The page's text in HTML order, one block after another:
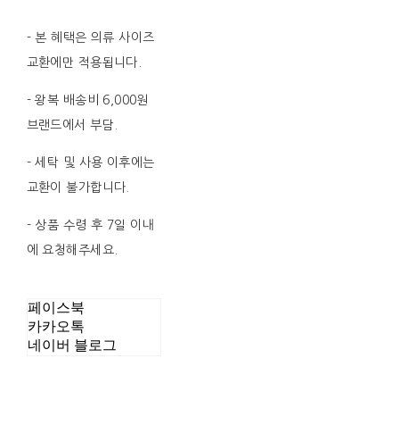
- 본 혜택은 의류 사이즈
교환에만 적용됩니다.
- 왕복 배송비 6,000원
브랜드에서 부담.
- 세탁 및 사용 이후에는
교환이 불가합니다.
- 상품 수령 후 7일 이내
에 요청해주세요.
페이스북
카카오톡
네이버 블로그